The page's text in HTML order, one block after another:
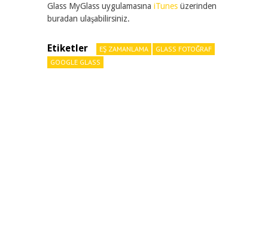
Glass MyGlass uygulamasına iTunes üzerinden
buradan ulaşabilirsiniz.
Etiketler EŞ ZAMANLAMA
GLASS FOTOĞRAF
GOOGLE GLASS